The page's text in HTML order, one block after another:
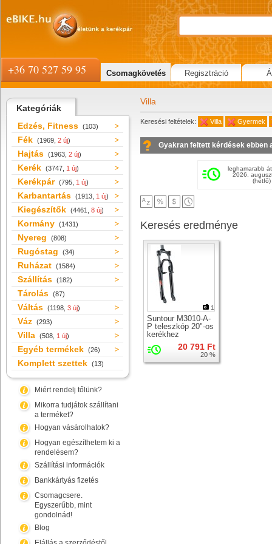
Kategóriák
Edzés, Fitness (103)
Fék (1969, 2 új)
Hajtás (1963, 2 új)
Kerék (3747, 1 új)
Kerékpár (795, 1 új)
Karbantartás (1913, 1 új)
Kiegészítők (4461, 8 új)
Kormány (1431)
Nyereg (808)
Rugóstag (34)
Ruházat (1584)
Szállítás (182)
Tárolás (87)
Váltás (1198, 3 új)
Váz (293)
Villa (508, 1 új)
Egyéb termékek (26)
Komplett szettek (13)
Miért rendelj tőlünk?
Mikorra tudjátok szállítani
a terméket?
Hogyan vásárolhatok?
Hogyan egészíthetem ki a
rendelésem?
Szállítási információk
Bankkártyás fizetés
Csomagcsere.
Egyszerűbb, mint
gondolnád!
Blog
Villa
Keresési feltételek: Villa Gyermek
Gyakran feltett kérdések ebben
leghamarabb
2026.
(hétfő)
Keresés eredménye
1
Suntour M3010-A-
P teleszkóp 20"-os
kerékhez
20 791 Ft
20 %
+36 70 527 59 95 Csomagkövetés Regisztráció